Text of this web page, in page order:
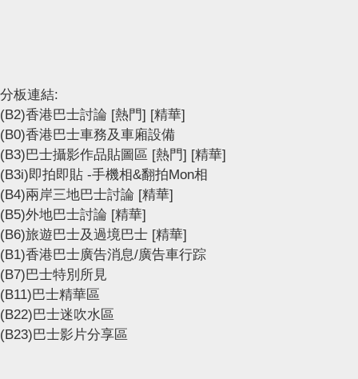
分板連結:
(B2)香港巴士討論 [熱門] [精華]
(B0)香港巴士車務及車廂設備
(B3)巴士攝影作品貼圖區 [熱門] [精華]
(B3i)即拍即貼 -手機相&翻拍Mon相
(B4)兩岸三地巴士討論 [精華]
(B5)外地巴士討論 [精華]
(B6)旅遊巴士及過境巴士 [精華]
(B1)香港巴士廣告消息/廣告車行踪
(B7)巴士特別所見
(B11)巴士精華區
(B22)巴士迷吹水區
(B23)巴士影片分享區